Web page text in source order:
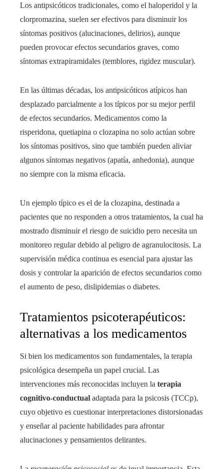
Los antipsicóticos tradicionales, como el haloperidol y la
clorpromazina, suelen ser efectivos para disminuir los
síntomas positivos (alucinaciones, delirios), aunque
pueden provocar efectos secundarios graves, como
síntomas extrapiramidales (temblores, rigidez muscular).
En las últimas décadas, los antipsicóticos atípicos han
desplazado parcialmente a los típicos por su mejor perfil
de efectos secundarios. Medicamentos como la
risperidona, quetiapina o clozapina no solo actúan sobre
los síntomas positivos, sino que también pueden aliviar
algunos síntomas negativos (apatía, anhedonia), aunque
no siempre con la misma eficacia.
Un ejemplo típico es el de la clozapina, destinada a
pacientes que no responden a otros tratamientos, la cual ha
mostrado disminuir el riesgo de suicidio pero necesita un
monitoreo regular debido al peligro de agranulocitosis. La
supervisión médica continua es esencial para ajustar las
dosis y controlar la aparición de efectos secundarios como
el aumento de peso, dislipidemias o diabetes.
Tratamientos psicoterapéuticos:
alternativas a los medicamentos
Si bien los medicamentos son fundamentales, la terapia
psicológica desempeña un papel crucial. Las
intervenciones más reconocidas incluyen la terapia
cognitivo-conductual adaptada para la psicosis (TCCp),
cuyo objetivo es cuestionar interpretaciones distorsionadas
y enseñar al paciente habilidades para afrontar
alucinaciones y pensamientos delirantes.